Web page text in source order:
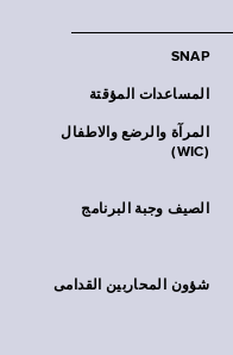
SNAP
المساعدات المؤقتة
المرآة والرضع والاطفال
(WIC)
الصيف وجبة البرنامج
شؤون المحاربين القدامى